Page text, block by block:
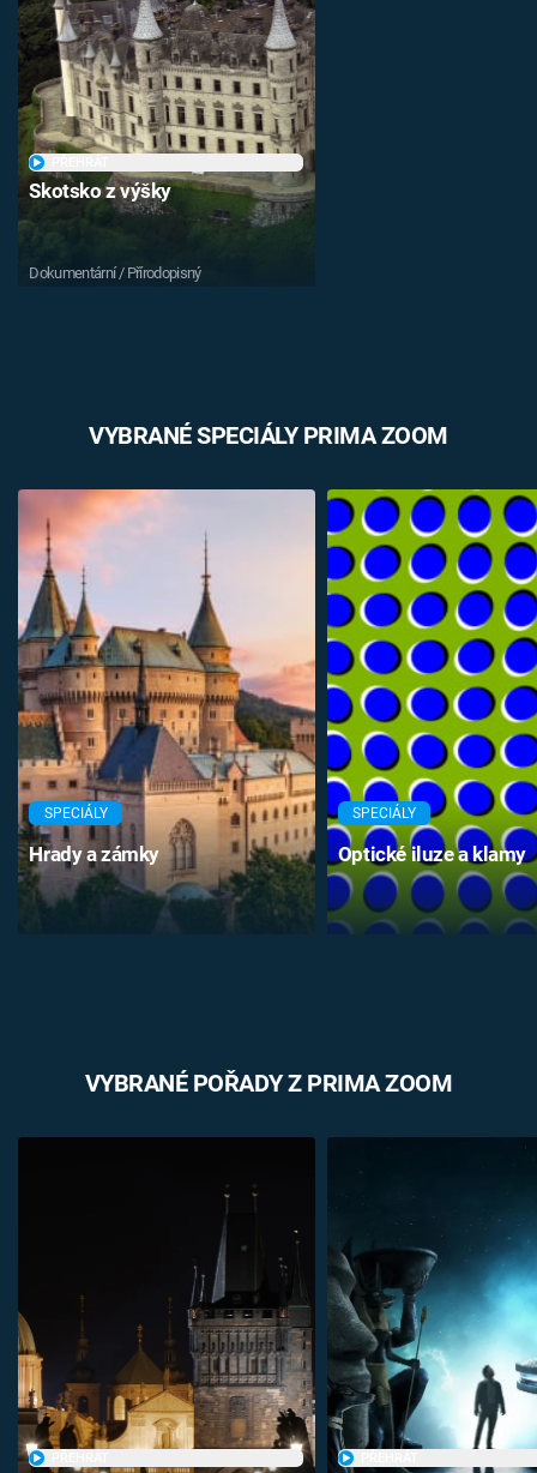
Sledujte nás
Skotsko z výšky
Dokumentární / Přírodopisný
VYBRANÉ SPECIÁLY PRIMA ZOOM
SPECIÁLY
Hrady a zámky
SPECIÁLY
Optické iluze a klamy
VYBRANÉ POŘADY Z PRIMA ZOOM